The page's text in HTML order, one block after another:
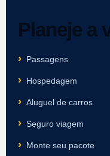
Planeje a
Passagens
Hospedagem
Aluguel de carros
Seguro viagem
Monte seu pacote